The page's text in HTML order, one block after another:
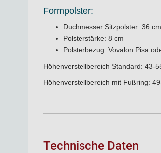
Formpolster:
Duchmesser Sitzpolster: 36 cm
Polsterstärke: 8 cm
Polsterbezug: Vovalon Pisa
Höhenverstellbereich Standard: 43-
Höhenverstellbereich mit Fußring:
Technische Daten